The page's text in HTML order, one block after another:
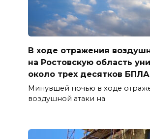
В ходе отражения
на Ростовскую область
около трех десятков БПЛА
Минувшей ночью в ходе
воздушной атаки на